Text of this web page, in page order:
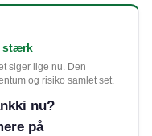
stærk
siger lige nu. Den
og risiko samlet set.
nu?
på